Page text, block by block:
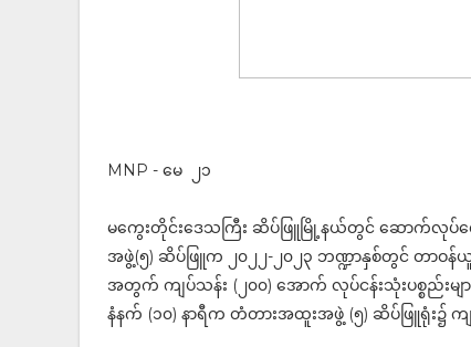
MNP - မေ ၂၁
မကွေးတိုင်းဒေသကြီး ဆိပ်ဖြူမြို့နယ်တွင် ဆောက်လုပ်ရေ
အဖွဲ့(၅) ဆိပ်ဖြူက ၂၀၂၂-၂၀၂၃ ဘဏ္ဍာနှစ်တွင် တာဝ
အတွက် ကျပ်သန်း (၂၀၀) အောက် လုပ်ငန်းသုံးပစ္စည်းမ
နံနက် (၁၀) နာရီက တံတားအထူးအဖွဲ့ (၅) ဆိပ်ဖြူရုံး၌ က